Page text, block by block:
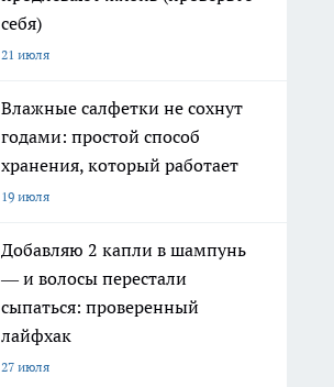
себя)
21 июля
Влажные салфетки не сохнут
годами: простой способ
хранения, который работает
19 июля
Добавляю 2 капли в шампунь
— и волосы перестали
сыпаться: проверенный
лайфхак
27 июля